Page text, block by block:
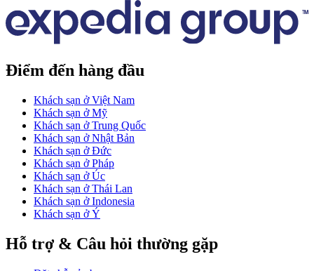
Điểm đến hàng đầu
Khách sạn ở Việt Nam
Khách sạn ở Mỹ
Khách sạn ở Trung Quốc
Khách sạn ở Nhật Bản
Khách sạn ở Đức
Khách sạn ở Pháp
Khách sạn ở Úc
Khách sạn ở Thái Lan
Khách sạn ở Indonesia
Khách sạn ở Ý
Hỗ trợ & Câu hỏi thường gặp